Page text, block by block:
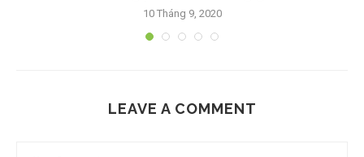
10 Tháng 9, 2020
LEAVE A COMMENT